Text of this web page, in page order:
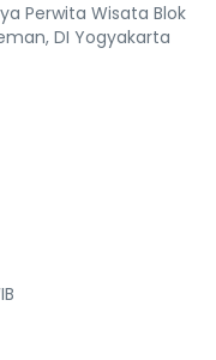
Perwita Wisata Blok
DI Yogyakarta